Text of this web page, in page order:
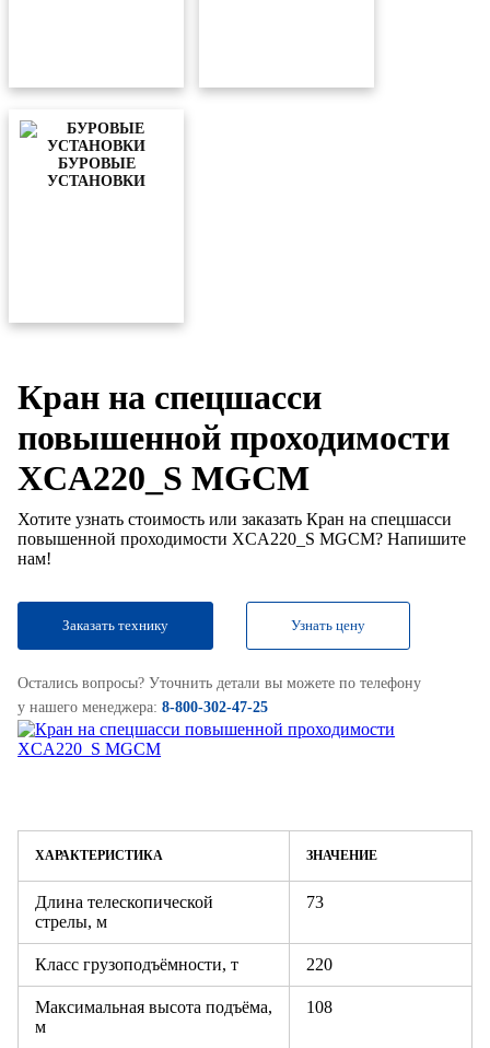
БУРОВЫЕ
УСТАНОВКИ
Кран на спецшасси
повышенной проходимости
XCA220_S MGCM
Хотите узнать стоимость или заказать Кран на спецшасси
повышенной проходимости XCA220_S MGCM? Напишите
нам!
Заказать технику Узнать цену
Остались вопросы? Уточнить детали вы можете по телефону
у нашего менеджера:8-800-302-47-25
ХАРАКТЕРИСТИКА ЗНАЧЕНИЕ
Длина телескопической
стрелы, м
73
Класс грузоподъёмности, т 220
Максимальная высота подъёма,
м
108